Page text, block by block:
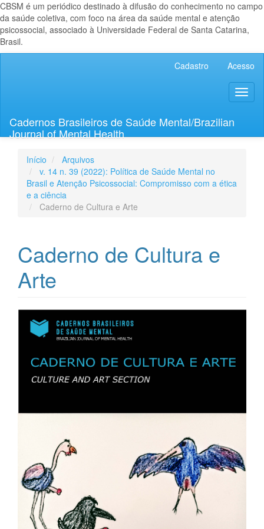
CBSM é um periódico destinado à difusão do conhecimento no campo
da saúde coletiva, com foco na área da saúde mental e atenção
psicossocial, associado à Universidade Federal de Santa Catarina,
Brasil.
Lateral
Cadastro Acesso
Cadernos Brasileiros de Saúde Mental/Brazilian
Journal of Mental Health
Início
Arquivos
v. 14 n. 39 (2022): Política de Saúde Mental no
Brasil e Atenção Psicossocial: Compromisso com a ética
e a ciência
Caderno de Cultura e Arte
Caderno de Cultura e
Arte
Barra
lateral
de
artigos